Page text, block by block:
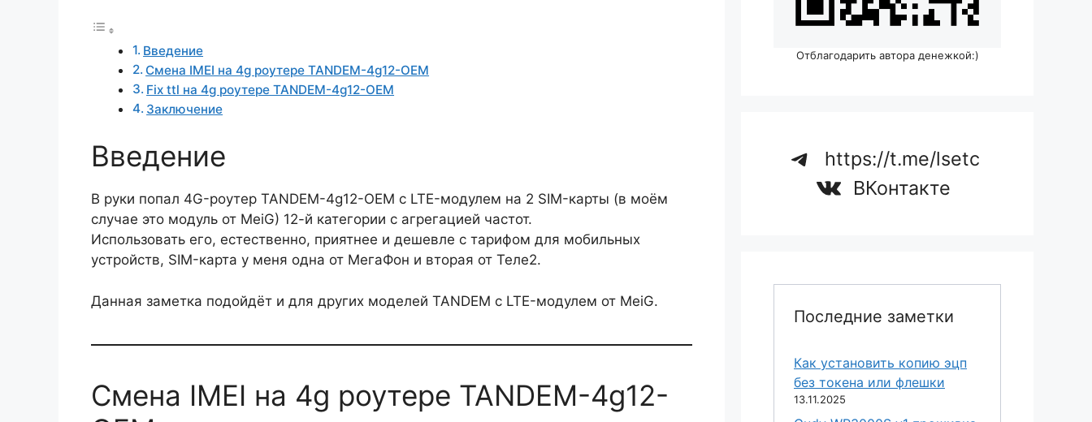
Введение
Смена IMEI на 4g роутере TANDEM-4g12-OEM
Fix ttl на 4g роутере TANDEM-4g12-OEM
Заключение
Введение
В руки попал 4G-роутер TANDEM-4g12-OEM с LTE-модулем на 2 SIM-карты (в моём
случае это модуль от MeiG) 12-й категории с агрегацией частот.
Использовать его, естественно, приятнее и дешевле с тарифом для мобильных
устройств, SIM-карта у меня одна от МегаФон и вторая от Теле2.
Данная заметка подойдёт и для других моделей TANDEM с LTE-модулем от MeiG.
Смена IMEI на 4g роутере TANDEM-4g12-
Отблагодарить автора денежкой:)
https://t.me/lsetc
ВКонтакте
Последние заметки
Как установить копию эцп
без токена или флешки
13.11.2025